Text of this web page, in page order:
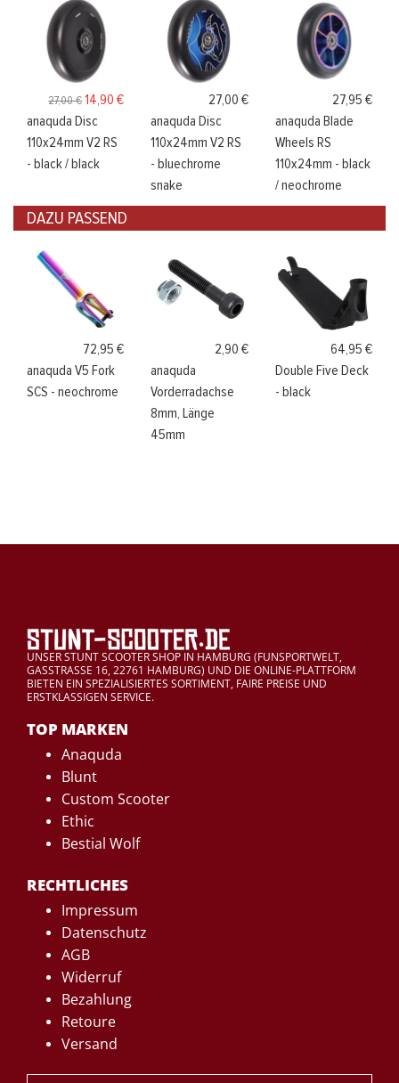
27,00 €14,90 €
anaquda Disc
110x24mm V2 RS
- black / black
27,00 €
anaquda Disc
110x24mm V2 RS
- bluechrome
snake
27,95 €
anaquda Blade
Wheels RS
110x24mm - black
/ neochrome
DAZU PASSEND
72,95 €
anaquda V5 Fork
SCS - neochrome
2,90 €
anaquda
Vorderradachse
8mm, Länge
45mm
64,95 €
Double Five Deck
- black
UNSER STUNT SCOOTER SHOP IN HAMBURG (FUNSPORTWELT,
GASSTRASSE 16, 22761 HAMBURG) UND DIE ONLINE-PLATTFORM
BIETEN EIN SPEZIALISIERTES SORTIMENT, FAIRE PREISE UND
ERSTKLASSIGEN SERVICE.
TOP MARKEN
Anaquda
Blunt
Custom Scooter
Ethic
Bestial Wolf
RECHTLICHES
Impressum
Datenschutz
AGB
Widerruf
Bezahlung
Retoure
Versand